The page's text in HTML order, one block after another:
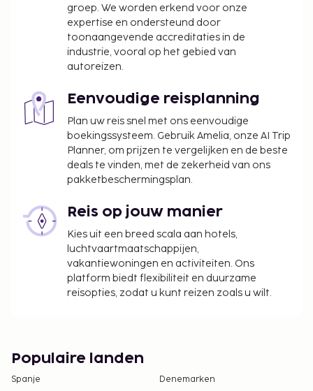
(enkele reis), (tot 5 jaar oud)
Deze lijst is mogelijk niet volledig. Toeslagen en
borgsommen zijn mogelijk excl. btw en kunnen
groep. We worden erkend voor onze
expertise en ondersteund door
toonaangevende accreditaties in de
industrie, vooral op het gebied van
autoreizen.
Eenvoudige reisplanning
Plan uw reis snel met ons eenvoudige
boekingssysteem. Gebruik Amelia, onze AI Trip
Planner, om prijzen te vergelijken en de beste
deals te vinden, met de zekerheid van ons
pakketbeschermingsplan.
Reis op jouw manier
Kies uit een breed scala aan hotels,
luchtvaartmaatschappijen,
vakantiewoningen en activiteiten. Ons
platform biedt flexibiliteit en duurzame
reisopties, zodat u kunt reizen zoals u wilt.
Populaire landen
Spanje
Denemarken